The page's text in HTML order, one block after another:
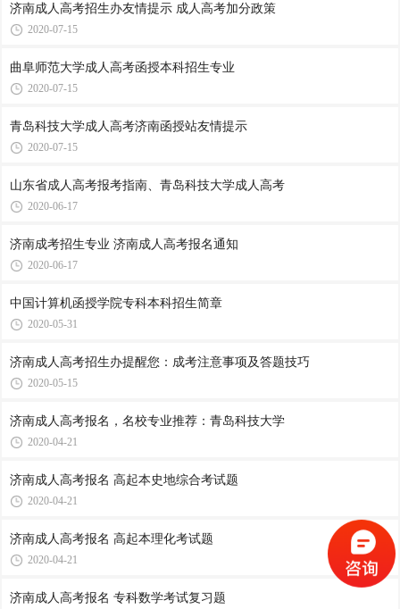
济南成人高考招生办友情提示 成人高考加分政策
2020-07-15
曲阜师范大学成人高考函授本科招生专业
2020-07-15
青岛科技大学成人高考济南函授站友情提示
2020-07-15
山东省成人高考报考指南、青岛科技大学成人高考
2020-06-17
济南成考招生专业 济南成人高考报名通知
2020-06-17
中国计算机函授学院专科本科招生简章
2020-05-31
济南成人高考招生办提醒您：成考注意事项及答题技巧
2020-05-15
济南成人高考报名，名校专业推荐：青岛科技大学
2020-04-21
济南成人高考报名 高起本史地综合考试题
2020-04-21
济南成人高考报名 高起本理化考试题
2020-04-21
济南成人高考报名 专科数学考试复习题